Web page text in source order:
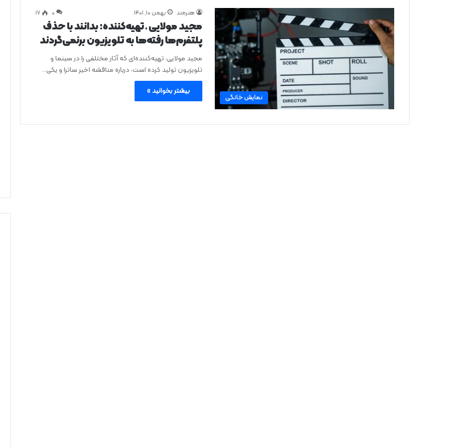
نمایش خانگی
هنرمند بهمن ۱۰, ۱۴۰۱ 0 ۱۷
مجید مولایی ـ تهیه‌کننده: بدانند با حذف
پلتفرم‌ها رفته‌ها به تلویزیون برنمی‌گردند
مجید مولایی، تهیه‌کننده‌ای که آثار مختلفی را در سینما و
تلویزیون تولید کرده است، درباره مناقشه اخیر ساترا و یکی…
بیشتر بخوانید »